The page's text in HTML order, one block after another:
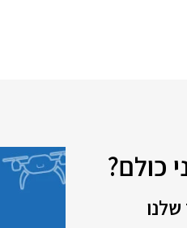
כולם?